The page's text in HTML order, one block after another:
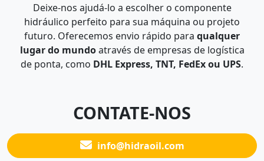
Deixe-nos ajudá-lo a escolher o componente
hidráulico perfeito para sua máquina ou projeto
futuro. Oferecemos envio rápido para qualquer
lugar do mundoatravés de empresas de logística
de ponta, como DHL Express, TNT, FedEx ou UPS.
CONTATE-NOS
info@hidraoil.com